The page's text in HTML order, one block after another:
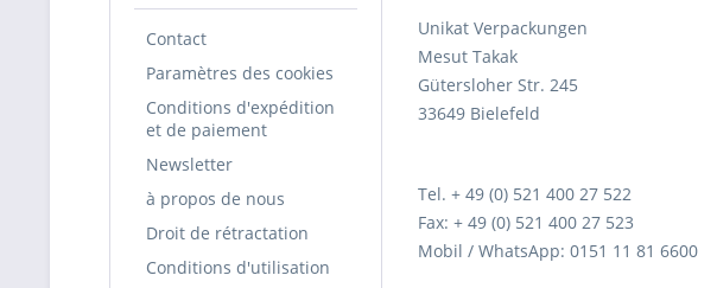
Contact
Paramètres des cookies
Conditions d'expédition
et de paiement
Newsletter
à propos de nous
Droit de rétractation
Conditions d'utilisation
Unikat Verpackungen
Mesut Takak
Gütersloher Str. 245
33649 Bielefeld
Tel. + 49 (0) 521 400 27 522
Fax: + 49 (0) 521 400 27 523
Mobil / WhatsApp: 0151 11 81 6600